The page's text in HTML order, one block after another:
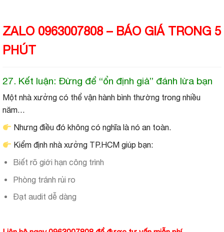
ZALO 0963007808 – BÁO GIÁ TRONG 5
PHÚT
27. Kết luận: Đừng để “ổn định giả” đánh lừa bạn
Một nhà xưởng có thể vận hành bình thường trong nhiều
năm…
Nhưng điều đó không có nghĩa là nó an toàn.
Kiểm định nhà xưởng TP.HCM giúp bạn:
Biết rõ giới hạn công trình
Phòng tránh rủi ro
Đạt audit dễ dàng